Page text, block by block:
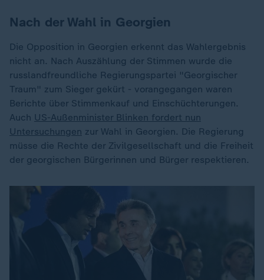
Nach der Wahl in Georgien
Die Opposition in Georgien erkennt das Wahlergebnis
nicht an. Nach Auszählung der Stimmen wurde die
russlandfreundliche Regierungspartei "Georgischer
Traum" zum Sieger gekürt - vorangegangen waren
Berichte über Stimmenkauf und Einschüchterungen.
Auch US-Außenminister Blinken fordert nun
Untersuchungen zur Wahl in Georgien. Die Regierung
müsse die Rechte der Zivilgesellschaft und die Freiheit
der georgischen Bürgerinnen und Bürger respektieren.
Dieses Video existiert nicht (mehr).